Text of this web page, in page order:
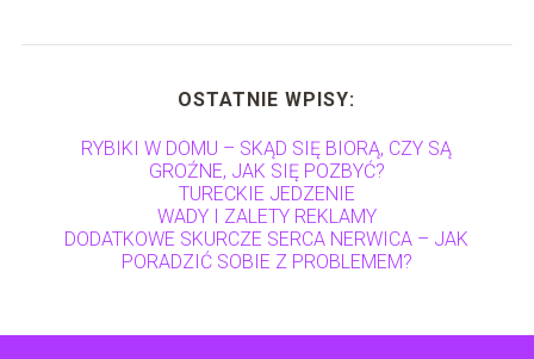
OSTATNIE WPISY:
RYBIKI W DOMU – SKĄD SIĘ BIORĄ, CZY SĄ
GROŹNE, JAK SIĘ POZBYĆ?
TURECKIE JEDZENIE
WADY I ZALETY REKLAMY
DODATKOWE SKURCZE SERCA NERWICA – JAK
PORADZIĆ SOBIE Z PROBLEMEM?